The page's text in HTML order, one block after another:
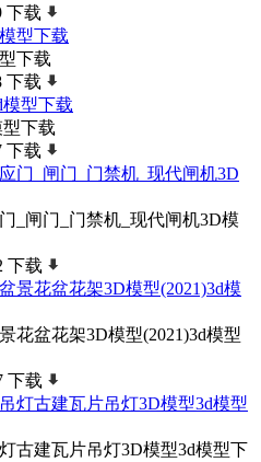
下载
下载
下载
下载
下载
_闸门_门禁机_现代闸机3D模
下载
花盆花架3D模型(2021)3d模型
下载
古建瓦片吊灯3D模型3d模型下